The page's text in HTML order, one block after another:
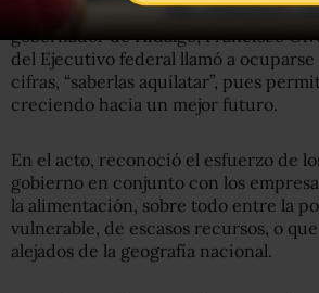
Acompañado por integrantes de su
gobernador de Hidalgo, Francisco
del Ejecutivo federal llamó a ocuparse
cifras, “saberlas aquilatar”, pues
creciendo hacia un mejor futuro.
En el acto, reconoció el esfuerzo de
gobierno en conjunto con los
la alimentación, sobre todo entre la
vulnerable, de escasos recursos, o
alejados de la geografía nacional.